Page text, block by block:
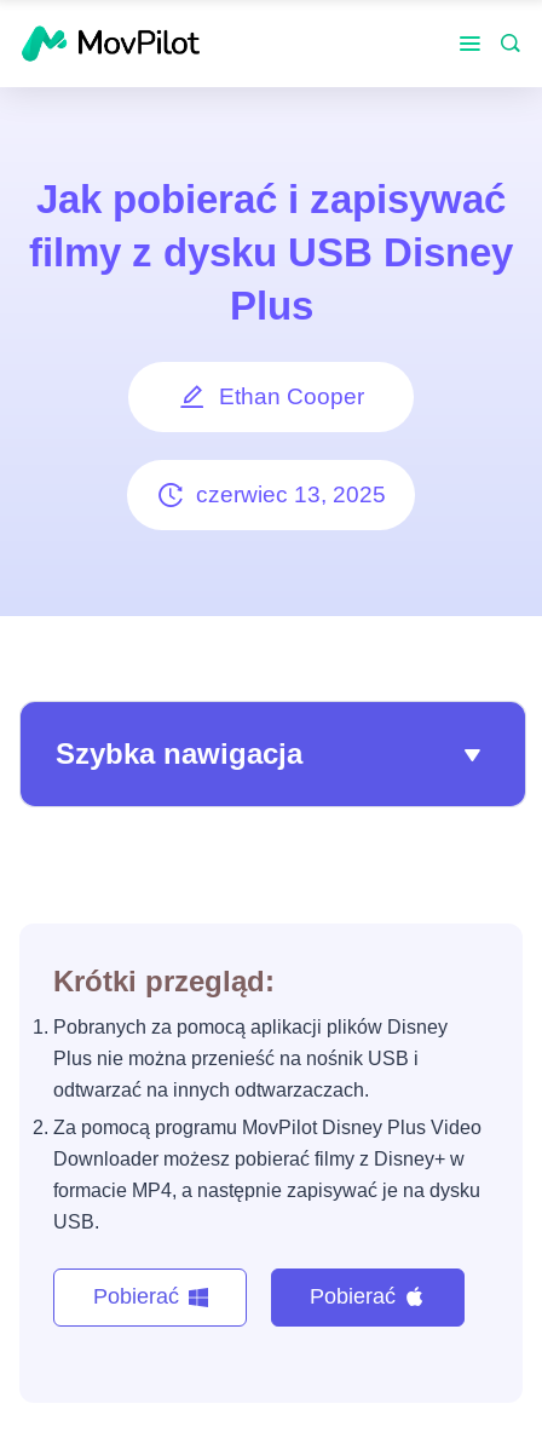
Jak pobierać i zapisywać
filmy z dysku USB Disney
Plus
Ethan Cooper
czerwiec 13, 2025
Szybka nawigacja
Krótki przegląd:
Pobranych za pomocą aplikacji plików Disney
Plus nie można przenieść na nośnik USB i
odtwarzać na innych odtwarzaczach.
Za pomocą programu MovPilot Disney Plus Video
Downloader możesz pobierać filmy z Disney+ w
formacie MP4, a następnie zapisywać je na dysku
USB.
Pobierać Pobierać